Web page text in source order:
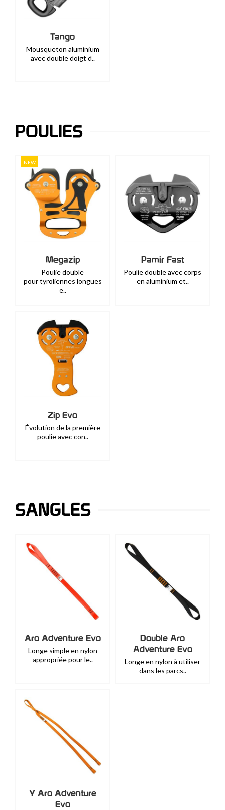
Tango
Mousqueton aluminium
avec double doigt d..
POULIES
NEW
Megazip
Poulie double
pour tyroliennes longues
e..
Pamir Fast
Poulie double avec corps
en aluminium et..
Zip Evo
Évolution de la première
poulie avec con..
SANGLES
Aro Adventure Evo
Longe simple en nylon
appropriée pour le..
Double Aro
Adventure Evo
Longe en nylon à utiliser
dans les parcs..
Y Aro Adventure
Evo